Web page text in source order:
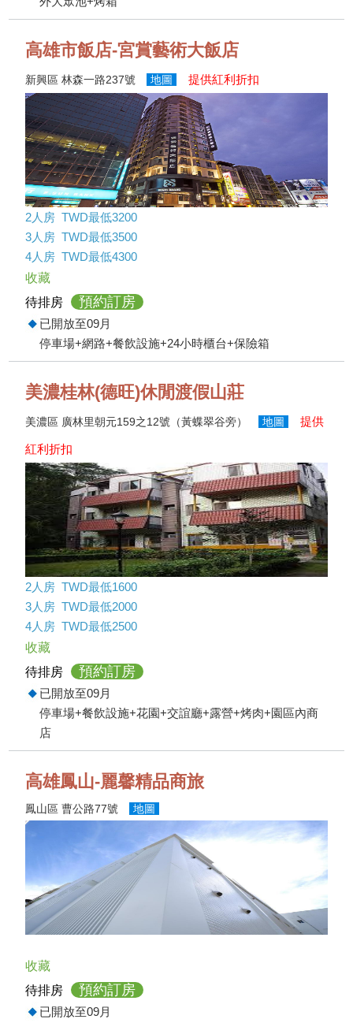
高雄市飯店-宮賞藝術大飯店
新興區 林森一路237號 地圖 提供紅利折扣
2人房 TWD最低3200
3人房 TWD最低3500
4人房 TWD最低4300
收藏
待排房
預約訂房
已開放至09月
停車場+網路+餐飲設施+24小時櫃台+保險箱
美濃桂林(德旺)休閒渡假山莊
美濃區 廣林里朝元159之12號（黃蝶翠谷旁） 地圖 提供
紅利折扣
2人房 TWD最低1600
3人房 TWD最低2000
4人房 TWD最低2500
收藏
待排房
預約訂房
已開放至09月
停車場+餐飲設施+花園+交誼廳+露營+烤肉+園區內商
店
高雄鳳山-麗馨精品商旅
鳳山區 曹公路77號 地圖
收藏
待排房
預約訂房
已開放至09月